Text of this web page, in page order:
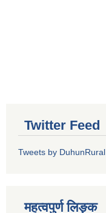
Twitter Feed
Tweets by DuhunRural
महत्वपुर्ण लिङ्क